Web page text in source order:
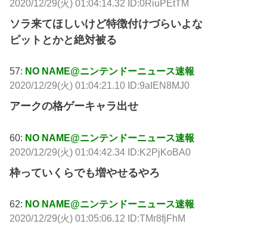
2020/12/29(火) 01:04:14.32 ID:0RiuPEtTM
ソラ来てほしいけど特徴付けづらいよな
ピットとかと絶対被る
57: NO NAME@ニンテンドーニュース速報
2020/12/29(火) 01:04:21.10 ID:9aIEN8MJ0
アークの格ゲーキャラ出せ
60: NO NAME@ニンテンドーニュース速報
2020/12/29(火) 01:04:42.34 ID:K2PjKoBA0
枠っていくらでも増やせるやろ
62: NO NAME@ニンテンドーニュース速報
2020/12/29(火) 01:05:06.12 ID:TMr8fjFhM